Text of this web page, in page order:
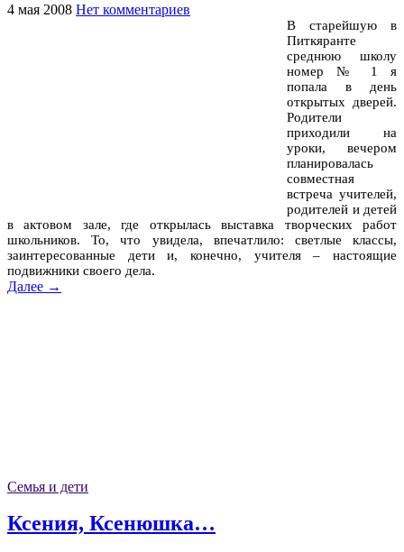
4 мая 2008 Нет комментариев
В старейшую в
Питкяранте
среднюю школу
номер № 1 я
попала в день
открытых дверей.
Родители
приходили на
уроки, вечером
планировалась
совместная
встреча учителей,
родителей и детей
в актовом зале, где открылась выставка творческих работ
школьников. То, что увидела, впечатлило: светлые классы,
заинтересованные дети и, конечно, учителя – настоящие
подвижники своего дела.
Далее →
Семья и дети
Ксения, Ксенюшка…